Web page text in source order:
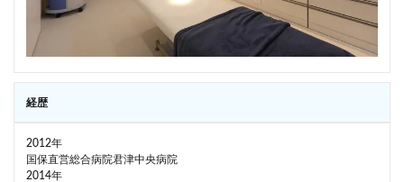
経歴
2012年
国保直営総合病院君津中央病院
2014年